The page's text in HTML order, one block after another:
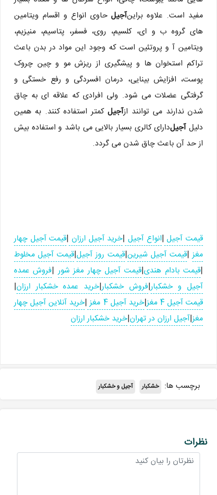
مفید است. علاوه براینآجیلحاوی انواع و اقسام ویتامین
های گروه ب و ای، کلسیم، روی، فسفر، پتاسیم، منیزیم،
ویتامین آ و پروتئین است که وجود این مواد در بدن باعث
تراکم استخوان ها و پیشگیری از ریزش مو و چین چروک
پوست، افزایش بینایی، درمان افسردگی و رفع خستگی و
گرفتگی عضلات می شود. ولی افرادی که علاقه ای به چاق
شدن ندارند می توانند ازآجیلکمتر استفاده کنند. به همین
دلیلآجیلدارای کالری بسیار بالایی می باشد و استفاده بیش
از حد آن باعث چاق شدن می گردد.
قیمت آجیل |انواع آجیل |خرید آجیل ارزان |قیمت آجیل چهار
مغز|قیمت آجیل شیرین|قیمت روز آجیل|قیمت آجیل مخلوط
|قیمت بادام هندی|قیمت آجیل چهار مغز شور|فروش عمده
آجیل و خشکبار|فروش خشکبار|خرید عمده خشکبار ارزان|
قیمت آجیل 4 مغز
|خرید آجیل 4 مغز |خرید آنلاین آجیل چهار
مغز|آجیل ارزان در تهران|خرید خشکبار ارزان
برچسب ها: خشکبار آجیل و خشکبار
نظرات